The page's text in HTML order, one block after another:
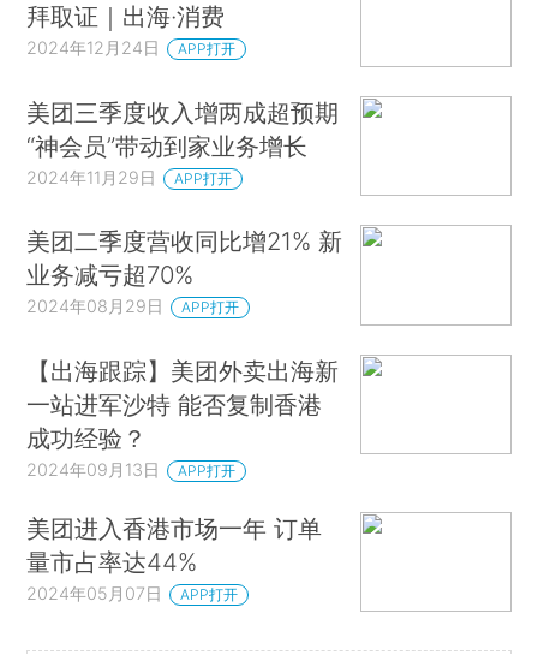
拜取证｜出海·消费
2024年12月24日 APP打开
美团三季度收入增两成超预期
“神会员”带动到家业务增长
2024年11月29日 APP打开
美团二季度营收同比增21% 新
业务减亏超70%
2024年08月29日 APP打开
【出海跟踪】美团外卖出海新
一站进军沙特 能否复制香港
成功经验？
2024年09月13日 APP打开
美团进入香港市场一年 订单
量市占率达44%
2024年05月07日 APP打开